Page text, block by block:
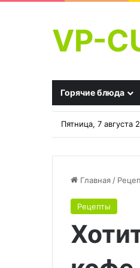
VP-
Горячие блюда
Пятница, 7 августа
Главная /
Рецепты